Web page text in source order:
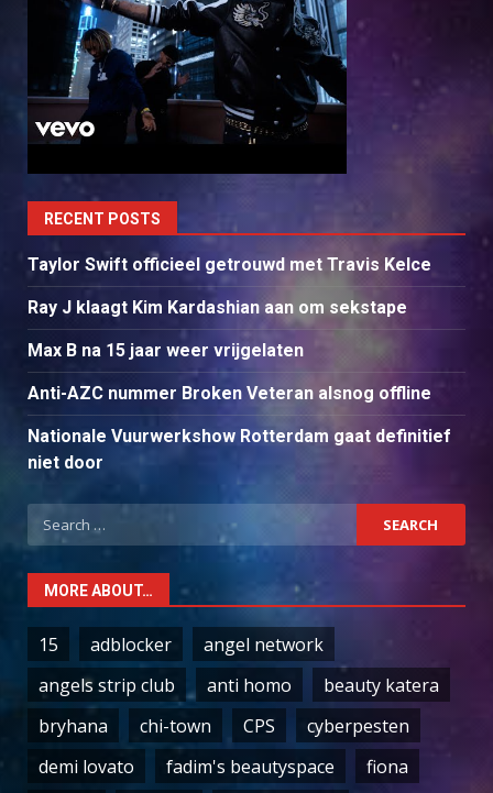
RECENT POSTS
Taylor Swift officieel getrouwd met Travis Kelce
Ray J klaagt Kim Kardashian aan om sekstape
Max B na 15 jaar weer vrijgelaten
Anti-AZC nummer Broken Veteran alsnog offline
Nationale Vuurwerkshow Rotterdam gaat definitief
niet door
Search
for:
MORE ABOUT…
15 adblocker
angel network
angels strip club
anti homo
beauty katera
bryhana
chi-town CPS
cyberpesten
demi lovato
fadim's beautyspace
fiona